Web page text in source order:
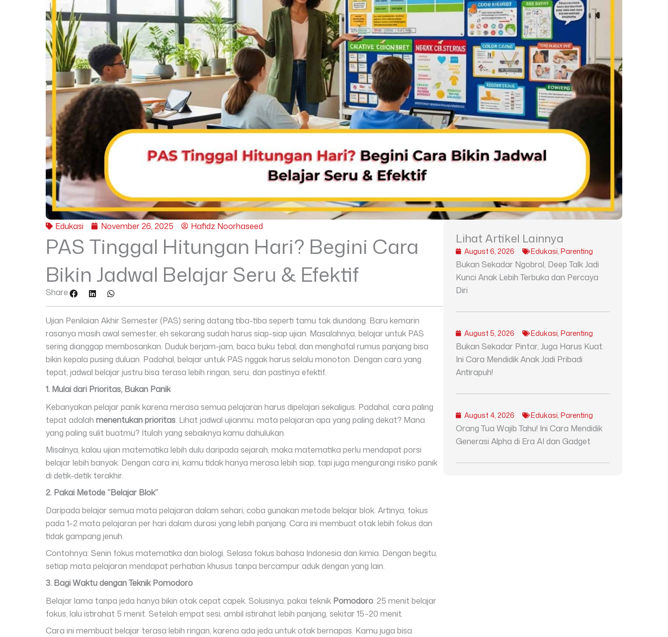
Edukasi November 26, 2025 Hafidz Noorhaseed
PAS Tinggal Hitungan Hari? Begini Cara
Bikin Jadwal Belajar Seru & Efektif
Share
Ujian Penilaian Akhir Semester (PAS) sering datang tiba-tiba seperti tamu tak diundang. Baru kemarin
rasanya masih awal semester, eh sekarang sudah harus siap-siap ujian. Masalahnya, belajar untuk PAS
sering dianggap membosankan. Duduk berjam-jam, baca buku tebal, dan menghafal rumus panjang bisa
bikin kepala pusing duluan. Padahal, belajar untuk PAS nggak harus selalu monoton. Dengan cara yang
tepat, jadwal belajar justru bisa terasa lebih ringan, seru, dan pastinya efektif.
1. Mulai dari Prioritas, Bukan Panik
Kebanyakan pelajar panik karena merasa semua pelajaran harus dipelajari sekaligus. Padahal, cara paling
tepat adalah menentukan prioritas. Lihat jadwal ujianmu: mata pelajaran apa yang paling dekat? Mana
yang paling sulit buatmu? Itulah yang sebaiknya kamu dahulukan.
Misalnya, kalau ujian matematika lebih dulu daripada sejarah, maka matematika perlu mendapat porsi
belajar lebih banyak. Dengan cara ini, kamu tidak hanya merasa lebih siap, tapi juga mengurangi risiko panik
di detik-detik terakhir.
2. Pakai Metode “Belajar Blok”
Daripada belajar semua mata pelajaran dalam sehari, coba gunakan metode belajar blok. Artinya, fokus
pada 1–2 mata pelajaran per hari dalam durasi yang lebih panjang. Cara ini membuat otak lebih fokus dan
tidak gampang jenuh.
Contohnya: Senin fokus matematika dan biologi, Selasa fokus bahasa Indonesia dan kimia. Dengan begitu,
setiap mata pelajaran mendapat perhatian khusus tanpa bercampur aduk dengan yang lain.
3. Bagi Waktu dengan Teknik Pomodoro
Belajar lama tanpa jeda hanya bikin otak cepat capek. Solusinya, pakai teknik Pomodoro: 25 menit belajar
fokus, lalu istirahat 5 menit. Setelah empat sesi, ambil istirahat lebih panjang, sekitar 15–20 menit.
Cara ini membuat belajar terasa lebih ringan, karena ada jeda untuk otak bernapas. Kamu juga bisa
Lihat Artikel Lainnya
August 6, 2026 Edukasi,Parenting
Bukan Sekadar Ngobrol, Deep Talk Jadi
Kunci Anak Lebih Terbuka dan Percaya
Diri
August 5, 2026 Edukasi,Parenting
Bukan Sekadar Pintar, Juga Harus Kuat.
Ini Cara Mendidik Anak Jadi Pribadi
Antirapuh!
August 4, 2026 Edukasi,Parenting
Orang Tua Wajib Tahu! Ini Cara Mendidik
Generasi Alpha di Era AI dan Gadget